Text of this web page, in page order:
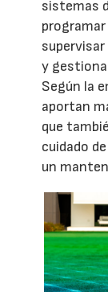
sistemas
y
Según la
aportan
que
cuidado
un